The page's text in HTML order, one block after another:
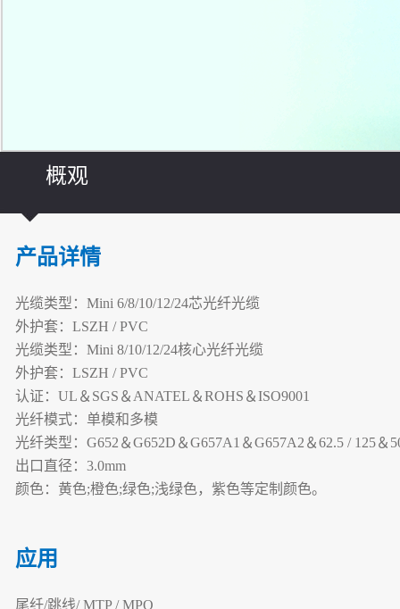
概观
产品详情
光缆类型：Mini 6/8/10/12/24芯光纤光缆
外护套：LSZH / PVC
光缆类型：Mini 8/10/12/24核心光纤光缆
外护套：LSZH / PVC
认证：UL＆SGS＆ANATEL＆ROHS＆ISO9001
光纤模式：单模和多模
光纤类型：G652＆G652D＆G657A1＆G657A2＆62.5 / 125＆
出口直径：3.0mm
颜色：黄色;橙色;绿色;浅绿色，紫色等定制颜色。
应用
尾纤/跳线/ MTP / MPO